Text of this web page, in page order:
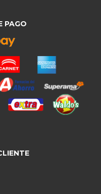
PAGO